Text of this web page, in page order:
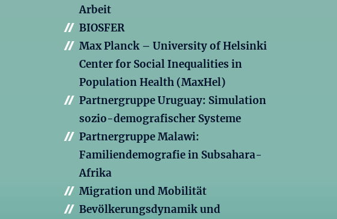
Arbeit
BIOSFER
Max Planck – University of Helsinki
Center for Social Inequalities in
Population Health (MaxHel)
Partnergruppe Uruguay: Simulation
sozio-demografischer Systeme
Partnergruppe Malawi:
Familiendemografie in Subsahara-
Afrika
Migration und Mobilität
Bevölkerungsdynamik und